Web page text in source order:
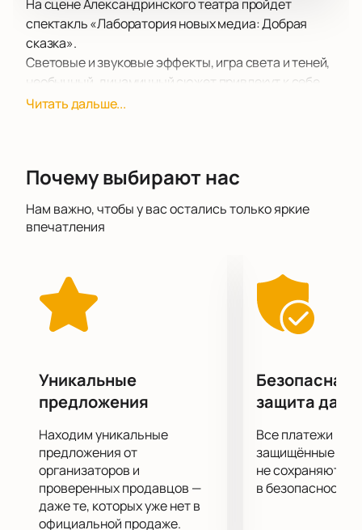
На сцене Александринского театра пройдет
спектакль «Лаборатория новых медиа: Добрая
сказка».
Световые и звуковые эффекты, игра света и теней,
необычный, динамичный сюжет привлекут к себе
внимание ребенка на все время, которое длится
весело в компании героев спектакля «Лаборатория
Читать дальше...
Почему выбирают нас
Нам важно, чтобы у вас остались только яркие
впечатления
Уникальные
предложения
Находим уникальные
предложения от
организаторов и
проверенных продавцов —
даже те, которых уже нет в
официальной продаже.
Безопасная
защита
Все платежи
защищённые
не сохраняются
в безопасности.